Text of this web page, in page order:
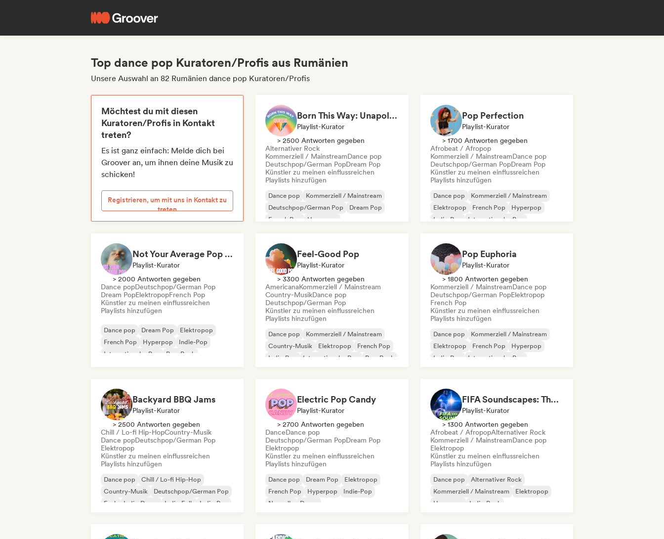
Top dance pop Kuratoren/Profis aus Rumänien
Unsere Auswahl an 82 Rumänien dance pop Kuratoren/Profis
Möchtest du mit diesen
Kuratoren/Profis in Kontakt
treten?
Es ist ganz einfach: Melde dich bei
Groover an, um ihnen deine Musik zu
schicken!
Registrieren, um mit uns in Kontakt zu
treten
Born This Way: Unapologetically Queer
Playlist-Kurator
> 2500 Antworten gegeben
Alternativer Rock
Kommerziell / MainstreamDance pop
Deutschpop/German PopDream Pop
Künstler zu meinen einflussreichen
Playlists hinzufügen
Dance pop
Kommerziell / Mainstream
Deutschpop/German Pop
Dream Pop
French Pop
Hyperpop
Pop Perfection
Playlist-Kurator
> 1700 Antworten gegeben
Afrobeat / Afropop
Kommerziell / MainstreamDance pop
Deutschpop/German PopDream Pop
Künstler zu meinen einflussreichen
Playlists hinzufügen
Dance pop
Kommerziell / Mainstream
Elektropop
French Pop
Hyperpop
Indie-Pop
Internationaler Pop
Not Your Average Pop 🛸 Art Pop, Alt-Pop & Indie Pop
Playlist-Kurator
> 2000 Antworten gegeben
Dance popDeutschpop/German Pop
Dream PopElektropopFrench Pop
Künstler zu meinen einflussreichen
Playlists hinzufügen
Dance pop Dream Pop
Elektropop
French Pop
Hyperpop
Indie-Pop
Internationaler Pop
Pop-Rock
Feel-Good Pop
Playlist-Kurator
> 3300 Antworten gegeben
AmericanaKommerziell / Mainstream
Country-MusikDance pop
Deutschpop/German Pop
Künstler zu meinen einflussreichen
Playlists hinzufügen
Dance pop
Kommerziell / Mainstream
Country-Musik
Elektropop
French Pop
Indie-Pop
Internationaler Pop Pop-Rock
Pop Euphoria
Playlist-Kurator
> 1800 Antworten gegeben
Kommerziell / MainstreamDance pop
Deutschpop/German PopElektropop
French Pop
Künstler zu meinen einflussreichen
Playlists hinzufügen
Dance pop
Kommerziell / Mainstream
Elektropop
French Pop
Hyperpop
Indie-Pop
Internationaler Pop
Backyard BBQ Jams
Playlist-Kurator
> 2500 Antworten gegeben
Chill / Lo-fi Hip-HopCountry-Musik
Dance popDeutschpop/German Pop
Elektropop
Künstler zu meinen einflussreichen
Playlists hinzufügen
Dance pop
Chill / Lo-fi Hip-Hop
Country-Musik
Deutschpop/German Pop
Funk
Indie-Dance Indie-Folk Indie-Pop
Electric Pop Candy
Playlist-Kurator
> 2700 Antworten gegeben
DanceDance pop
Deutschpop/German PopDream Pop
Elektropop
Künstler zu meinen einflussreichen
Playlists hinzufügen
Dance pop Dream Pop
Elektropop
French Pop
Hyperpop
Indie-Pop
Nouvelle
Dance
FIFA Soundscapes: The Ultimate Soundtrack ⚽️ Festival Indie, Electropop & Dance Anthems
Playlist-Kurator
> 1300 Antworten gegeben
Afrobeat / AfropopAlternativer Rock
Kommerziell / MainstreamDance pop
Elektropop
Künstler zu meinen einflussreichen
Playlists hinzufügen
Dance pop
Alternativer Rock
Kommerziell / Mainstream
Elektropop
Hyperpop
Indie-Rock